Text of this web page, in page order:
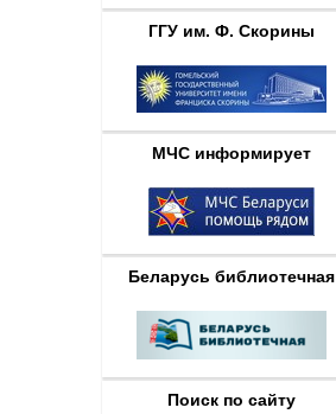
ГГУ им. Ф. Скорины
МЧС информирует
Беларусь библиотечная
Поиск по сайту